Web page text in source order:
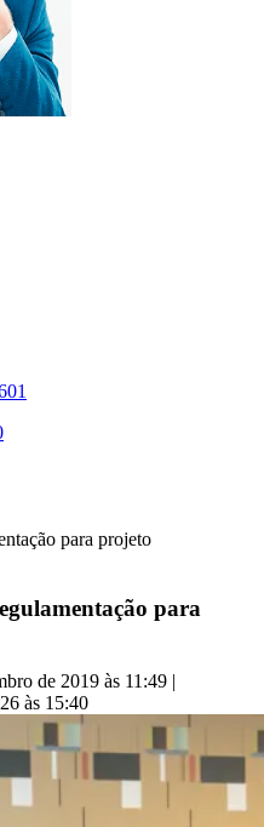
para projeto
para
de 2019 às 11:49 |
às 15:40